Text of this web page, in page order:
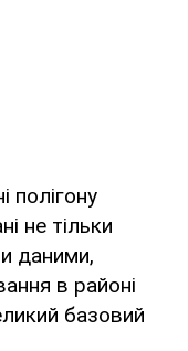
полігону
не тільки
даними,
в районі
базовий